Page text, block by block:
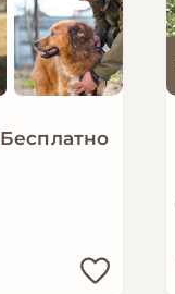
Бесплатно